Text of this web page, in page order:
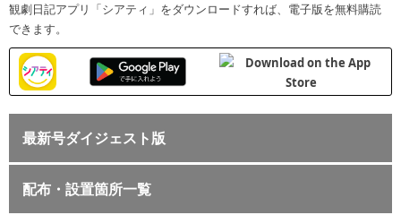
観劇日記アプリ「シアティ」をダウンロードすれば、電子版を無料購読
できます。
最新号ダイジェスト版
配布・設置箇所一覧